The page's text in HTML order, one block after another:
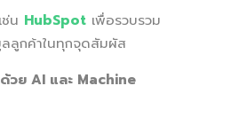
ช่น HubSpot เพื่อรวบรวม
ลลูกค้าในทุกจุดสัมผัส
วย AI และ Machine